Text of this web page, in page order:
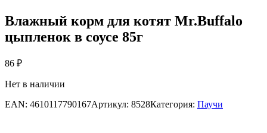
Влажный корм для котят Mr.Buffalo
цыпленок в соусе 85г
86 ₽
Нет в наличии
EAN: 4610117790167Артикул: 8528Категория: Паучи